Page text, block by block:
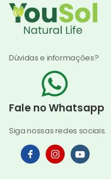
Dúvidas e informações?
Fale no Whatsapp
Siga nossas redes sociais.